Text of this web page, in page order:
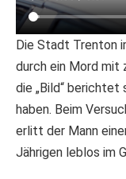
Die Stadt Trenton
durch ein Mord mit
die „Bild“
haben. Beim
erlitt der Mann
Jährigen leblos im